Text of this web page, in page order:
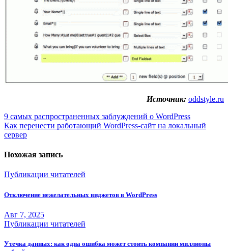
Источник: oddstyle.ru
Навигация
по
9 самых распространенных заблуждений о WordPress
Как перенести работающий WordPress-сайт на локальный
сервер
Похожая запись
Публикации читателей
Отключение нежелательных виджетов в WordPress
Авг 7, 2025
Публикации читателей
Утечка данных: как одна ошибка может стоить компании миллионы